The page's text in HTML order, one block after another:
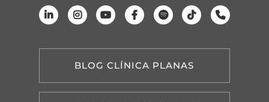
BLOG CLÍNICA PLANAS